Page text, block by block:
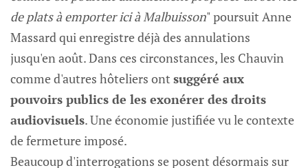
de plats à emporter ici à Malbuisson" poursuit Anne
Massard qui enregistre déjà des annulations
jusqu'en août. Dans ces circonstances, les Chauvin
comme d'autres hôteliers ont suggéré aux
pouvoirs publics de les exonérer des droits
audiovisuels. Une économie justifiée vu le contexte
de fermeture imposé.
Beaucoup d'interrogations se posent désormais sur